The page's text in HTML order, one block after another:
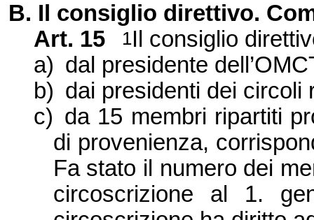
B. Il consiglio direttivo.
Art. 15
1Il consiglio
a) dal presidente
b) dai presidenti dei circoli
c) da 15 membri ripartiti
di provenienza,
Fa stato il numero dei
circoscrizione al 1.